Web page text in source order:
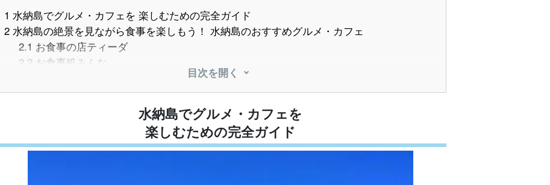
1 水納島でグルメ・カフェを 楽しむための完全ガイド
2 水納島の絶景を見ながら食事を楽しもう！ 水納島のおすすめグルメ・カフェ
2.1 お食事の店ティーダ
2.2 お食事処みんな
ランチ付きで楽々！ 水納島のおすすめツアー
4海と砂浜のコントラストが抜群！ 水納島で楽しめるアクティビティ
水納島のシュノーケリング
4.3水納島のSUP
目次を開く
水納島でグルメ・カフェを
楽しむための完全ガイド